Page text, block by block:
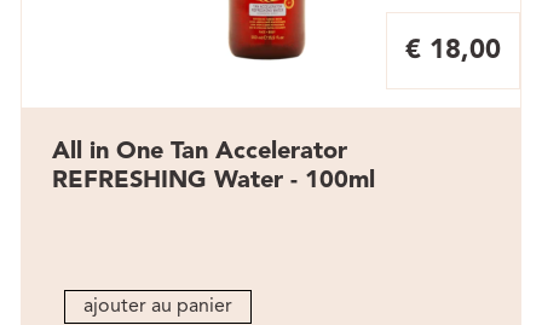
€ 18,00
All in One Tan Accelerator
REFRESHING Water - 100ml
ajouter au panier